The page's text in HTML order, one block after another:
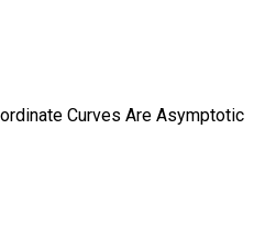
Curves Are Asymptotic